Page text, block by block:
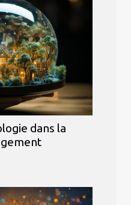
dans la